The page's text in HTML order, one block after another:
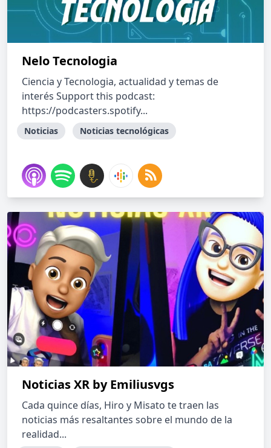
Nelo Tecnologia
Ciencia y Tecnologia, actualidad y temas de
interés Support this podcast:
https://podcasters.spotify...
Noticias Noticias tecnológicas
Noticias XR by Emiliusvgs
Cada quince días, Hiro y Misato te traen las
noticias más resaltantes sobre el mundo de la
realidad...